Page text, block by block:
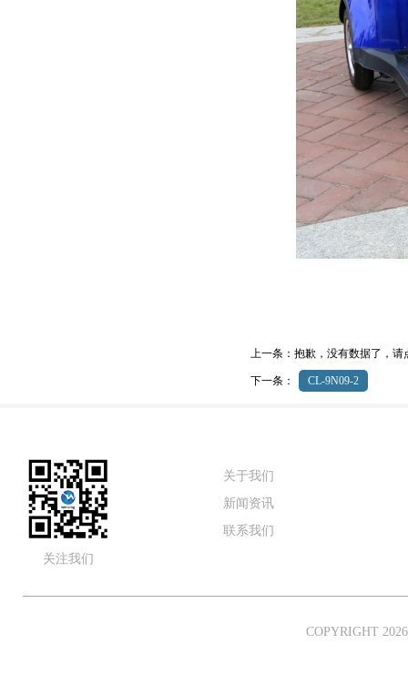
上一条： 抱歉，没有数据了，请
下一条： CL-9N09-2
关注我们
关于我们
新闻资讯
联系我们
COPYRIGHT